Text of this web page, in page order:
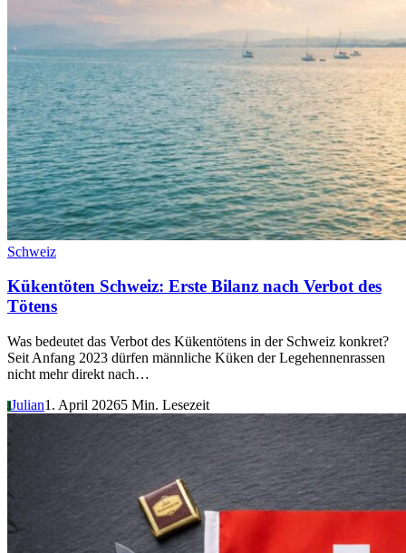
Schweiz
Kükentöten Schweiz: Erste Bilanz nach Verbot des
Tötens
Was bedeutet das Verbot des Kükentötens in der Schweiz konkret?
Seit Anfang 2023 dürfen männliche Küken der Legehennenrassen
nicht mehr direkt nach…
JJulian1. April 20265 Min. Lesezeit